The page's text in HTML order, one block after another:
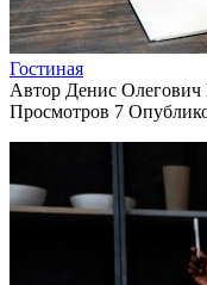
Гостиная
Автор Денис
Просмотров 7